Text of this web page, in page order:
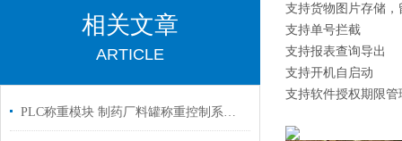
相关文章
ARTICLE
PLC称重模块 制药厂料罐称重控制系统 如何选型
支持货物图片存储，
支持单号拦截
支持报表查询导出
支持开机自启动
支持软件授权期限管